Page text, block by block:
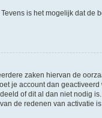
is het mogelijk dat
zaken hiervan de
je account dan
of dit al dan niet nodig
de redenen van activatie